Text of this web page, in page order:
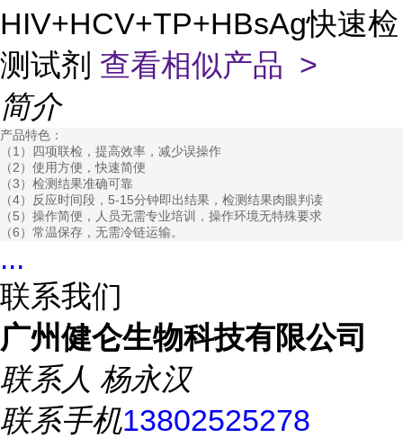
HIV+HCV+TP+HBsAg快速检
测试剂 查看相似产品 >
简介
产品特色：
（1）四项联检，提高效率，减少误操作
（2）使用方便，快速简便
（3）检测结果准确可靠
（4）反应时间段，5-15分钟即出结果，检测结果肉眼判读
（5） 操作简便，人员无需专业培训，操作环境无特殊要求
（6）常温保存，无需冷链运输。
...
联系我们
广州健仑生物科技有限公司
联系人 杨永汉
联系手机13802525278